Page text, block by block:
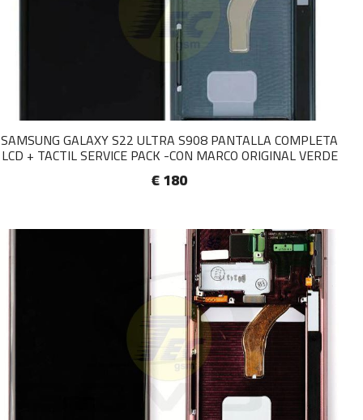
SAMSUNG GALAXY S22 ULTRA S908 PANTALLA COMPLETA
LCD + TACTIL SERVICE PACK -CON MARCO ORIGINAL VERDE
€ 180